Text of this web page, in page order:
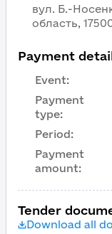
вул. Б.-
область,
Payment
Event:
Payment
type:
Period:
Payment
amount:
Tender
Download all